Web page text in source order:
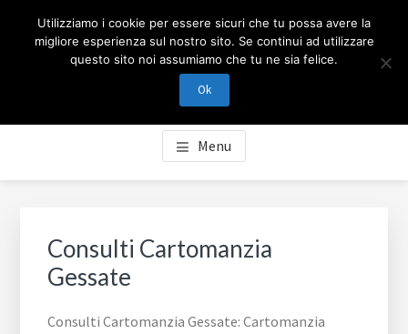
CARTOMANZIA MILANO
Cartomanzia Milano, cartomanzia telefonica in Amore,
Tarocchi, Affari, Sibille, Fortuna. Consulti Professionali
chiama per info.
Menu
Consulti Cartomanzia
Gessate
Consulti Cartomanzia Gessate: Cartomanzia
Utilizziamo i cookie per essere sicuri che tu possa avere la
migliore esperienza sul nostro sito. Se continui ad utilizzare
questo sito noi assumiamo che tu ne sia felice.
Ok